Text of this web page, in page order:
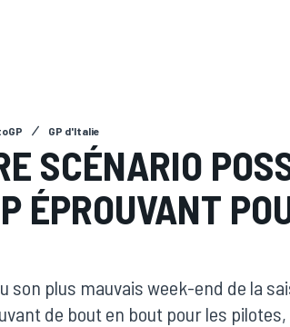
GP d'Italie
SCÉNARIO
ÉPROUVANT
son plus mauvais week-end de la
de bout en bout pour les